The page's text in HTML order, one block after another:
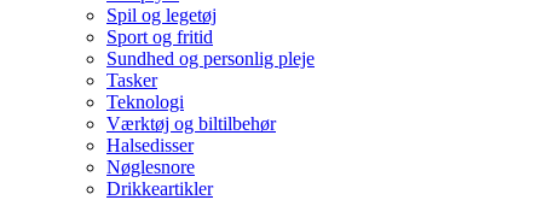
Spil og legetøj
Sport og fritid
Sundhed og personlig pleje
Tasker
Teknologi
Værktøj og biltilbehør
Halsedisser
Nøglesnore
Drikkeartikler